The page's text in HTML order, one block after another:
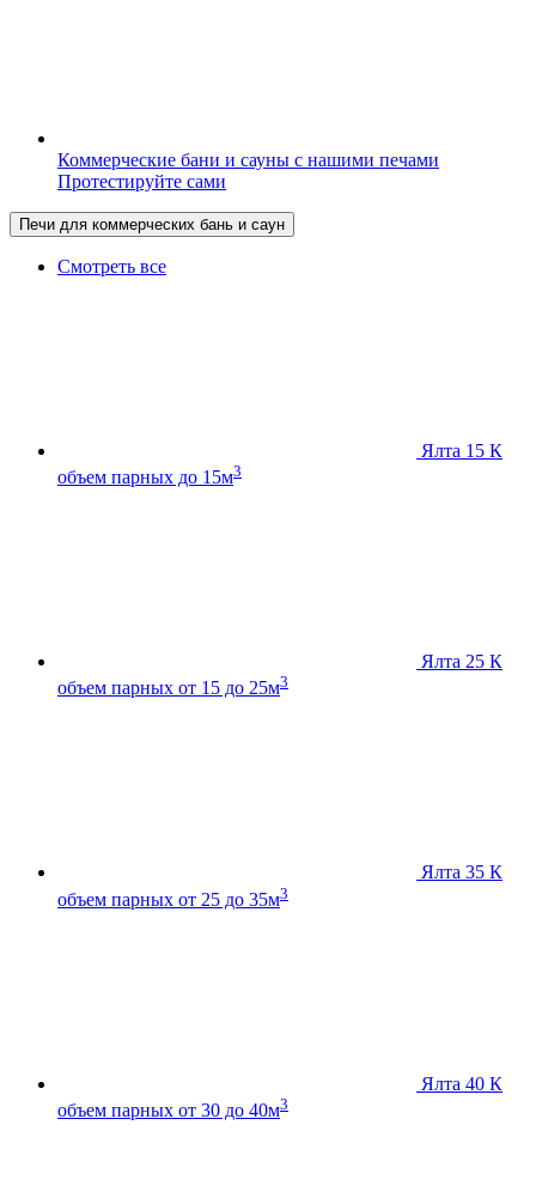
Коммерческие бани и сауны с нашими печами
Протестируйте сами
Печи для коммерческих бань и саун
Смотреть все
Ялта 15 К
объем парных до 15м3
Ялта 25 К
объем парных от 15 до 25м3
Ялта 35 К
объем парных от 25 до 35м3
Ялта 40 К
объем парных от 30 до 40м3